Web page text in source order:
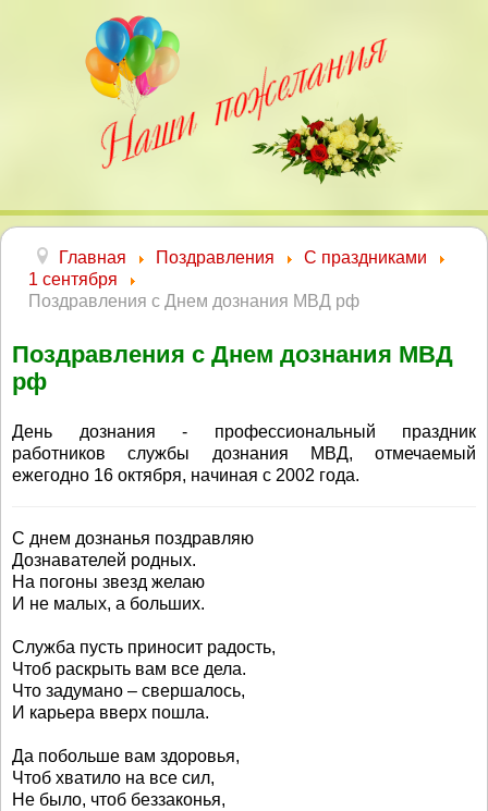
Главная Поздравления
С праздниками
1 сентября
Поздравления с Днем дознания МВД рф
Поздравления с Днем дознания МВД
рф
День дознания - профессиональный праздник
работников службы дознания МВД, отмечаемый
ежегодно 16 октября, начиная с 2002 года.
С днем дознанья поздравляю
Дознавателей родных.
На погоны звезд желаю
И не малых, а больших.
Служба пусть приносит радость,
Чтоб раскрыть вам все дела.
Что задумано – свершалось,
И карьера вверх пошла.
Да побольше вам здоровья,
Чтоб хватило на все сил,
Не было, чтоб беззаконья,